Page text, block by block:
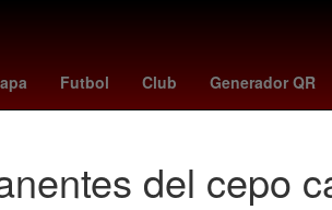
Futbol Club Generador QR
Estado de México scott eastwood Agresión
del cepo